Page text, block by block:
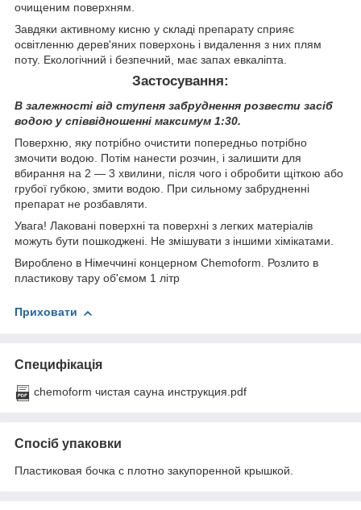
очищеним поверхням.
Завдяки активному кисню у складі препарату сприяє
освітленню дерев'яних поверхонь і видалення з них плям
поту. Екологічний і безпечний, має запах евкаліпта.
Застосування:
В залежності від ступеня забруднення розвести засіб
водою у співвідношенні максимум 1:30.
Поверхню, яку потрібно очистити попередньо потрібно
змочити водою. Потім нанести розчин, і залишити для
вбирання на 2 — 3 хвилини, після чого і обробити щіткою або
грубої губкою, змити водою. При сильному забрудненні
препарат не розбавляти.
Увага! Лаковані поверхні та поверхні з легких матеріалів
можуть бути пошкоджені. Не змішувати з іншими хімікатами.
Вироблено в Німеччині концерном Chemoform. Розлито в
пластикову тару об'ємом 1 літр
Приховати
Специфікація
chemoform чистая сауна инструкция.pdf
Спосіб упаковки
Пластиковая бочка с плотно закупоренной крышкой.